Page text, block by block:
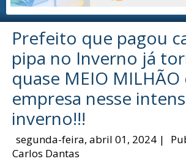
Prefeito que pagou
pipa no Inverno já
quase MEIO MILHÃO
empresa nesse
inverno!!!
segunda-feira, abril 01, 2024 |
Carlos Dantas